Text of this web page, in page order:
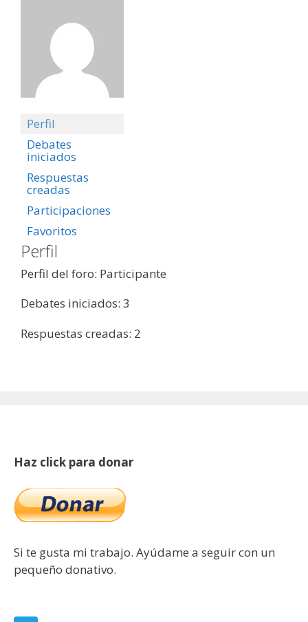
Perfil
Debates
iniciados
Respuestas
creadas
Participaciones
Favoritos
Perfil
Perfil del foro: Participante
Debates iniciados: 3
Respuestas creadas: 2
Haz click para donar
Si te gusta mi trabajo. Ayúdame a seguir con un
pequeño donativo.